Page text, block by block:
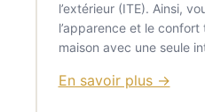
l’extérieur (ITE). Ainsi,
l’apparence et le
maison avec une seule
En savoir plus →